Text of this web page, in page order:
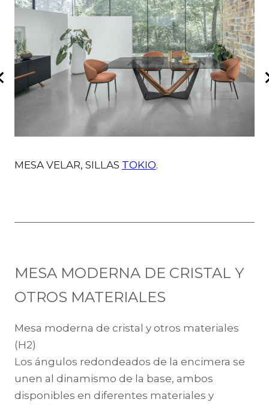
MESA VELAR, SILLAS TOKIO.
MESA MODERNA DE CRISTAL Y
OTROS MATERIALES
Mesa moderna de cristal y otros materiales
(H2)
Los ángulos redondeados de la encimera se
unen al dinamismo de la base, ambos
disponibles en diferentes materiales y